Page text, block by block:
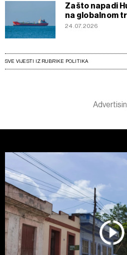
Zašto napadi
na globalnom
24.07.2026
SVE VIJESTI IZ RUBRIKE POLITIKA